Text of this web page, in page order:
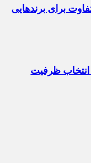
برای برندهایی
ظرفیت